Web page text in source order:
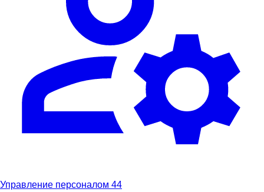
Управление персоналом 44